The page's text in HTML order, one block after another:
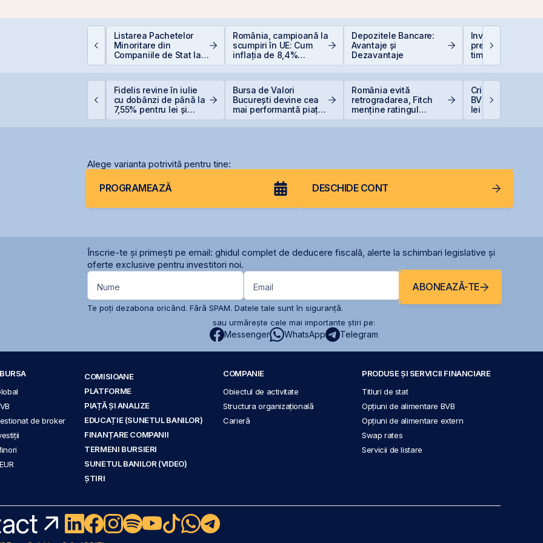
Listarea Pachetelor
Minoritare din
Companiile de Stat la
BVB – Soluție pentru
România, campioană la
scumpiri în UE: Cum
inflația de 8,4%
erodează bugetul și
Depozitele Bancare:
Avantaje și
Dezavantaje
Investiții la 50+
prea târziu sau
timp?
Fidelis revine în iulie
cu dobânzi de până la
7,55% pentru lei și
Bursa de Valori
București devine cea
mai performantă piață
România evită
retrogradarea, Fitch
menține ratingul
Cris-Tim urcă
BVB și adaugă
lei la capitalizare
singură zi
Alege varianta potrivită pentru tine:
PROGRAMEAZĂ DESCHIDE CONT
Înscrie-te și primești pe email: ghidul complet de deducere fiscală, alerte la schimbari legislative și
oferte exclusive pentru investitori noi.
Nume Email ABONEAZĂ-TE
Te poți dezabona oricând. Fără SPAM. Datele tale sunt în siguranță.
sau urmărește cele mai importante știri pe:
Messenger WhatsApp Telegram
de broker
COMISIOANE
PLATFORME
PIAȚĂ ȘI ANALIZE
EDUCAȚIE (SUNETUL BANILOR)
FINANȚARE COMPANII
TERMENI BURSIERI
SUNETUL BANILOR (VIDEO)
ȘTIRI
COMPANIE
Obiectul de activitate
Structura organizațională
Carieră
PRODUSE ȘI SERVICII FINANCIARE
Titluri de stat
Opțiuni de alimentare BVB
Opțiuni de alimentare extern
Swap rates
Servicii de listare